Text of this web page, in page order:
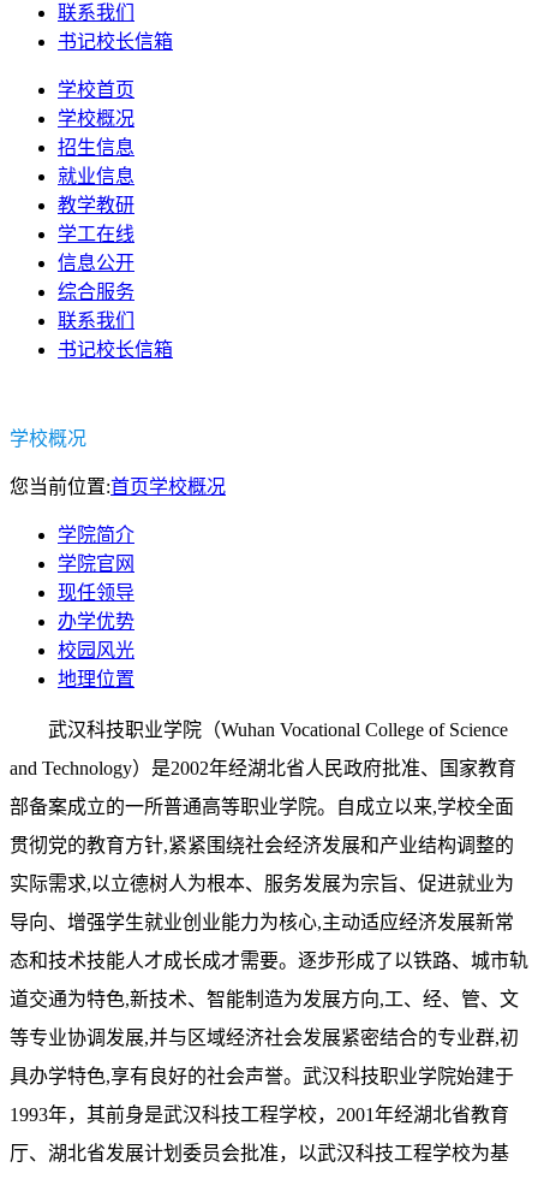
联系我们
书记校长信箱
学校首页
学校概况
招生信息
就业信息
教学教研
学工在线
信息公开
综合服务
联系我们
书记校长信箱
学校概况
您当前位置:首页学校概况
学院简介
学院官网
现任领导
办学优势
校园风光
地理位置
武汉科技职业学院（Wuhan Vocational College of Science
and Technology）是2002年经湖北省人民政府批准、国家教育
部备案成立的一所普通高等职业学院。自成立以来,学校全面
贯彻党的教育方针,紧紧围绕社会经济发展和产业结构调整的
实际需求,以立德树人为根本、服务发展为宗旨、促进就业为
导向、增强学生就业创业能力为核心,主动适应经济发展新常
态和技术技能人才成长成才需要。逐步形成了以铁路、城市轨
道交通为特色,新技术、智能制造为发展方向,工、经、管、文
等专业协调发展,并与区域经济社会发展紧密结合的专业群,初
具办学特色,享有良好的社会声誉。武汉科技职业学院始建于
1993年，其前身是武汉科技工程学校，2001年经湖北省教育
厅、湖北省发展计划委员会批准，以武汉科技工程学校为基